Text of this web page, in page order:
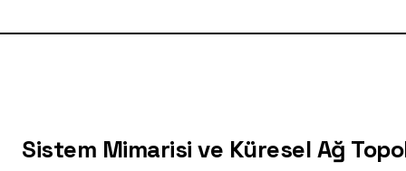
Sistem Mimarisi ve Küresel Ağ